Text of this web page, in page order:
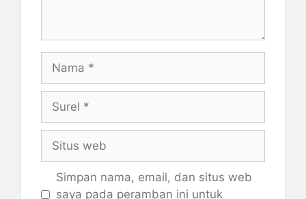
web
Simpan nama, email, dan situs web
saya pada peramban ini untuk